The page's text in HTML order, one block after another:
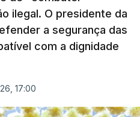
a deteção em alto mar
(EAV) que
o tráfico de droga.
ilegal. O presidente da
a segurança das
com a dignidade
17:00